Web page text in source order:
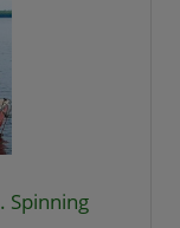
Spinning